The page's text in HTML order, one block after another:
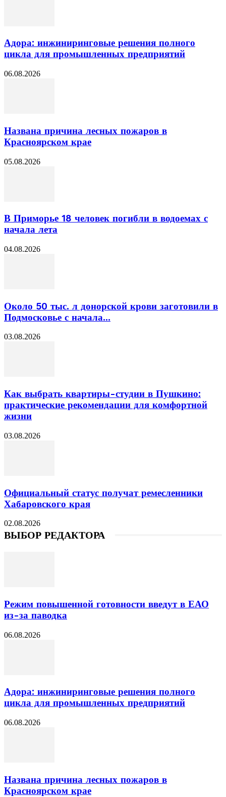
Адора: инжиниринговые решения полного
цикла для промышленных предприятий
06.08.2026
Названа причина лесных пожаров в
Красноярском крае
05.08.2026
В Приморье 18 человек погибли в водоемах с
начала лета
04.08.2026
Около 50 тыс. л донорской крови заготовили в
Подмосковье с начала...
03.08.2026
Как выбрать квартиры-студии в Пушкино:
практические рекомендации для комфортной
жизни
03.08.2026
Официальный статус получат ремесленники
Хабаровского края
02.08.2026
ВЫБОР РЕДАКТОРА
Режим повышенной готовности введут в ЕАО
из-за паводка
06.08.2026
Адора: инжиниринговые решения полного
цикла для промышленных предприятий
06.08.2026
Названа причина лесных пожаров в
Красноярском крае